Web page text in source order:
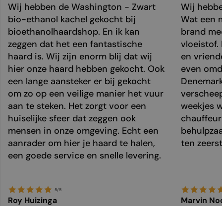
Wij hebben de Washington - Zwart
bio-ethanol kachel gekocht bij
bioethanolhaardshop. En ik kan
zeggen dat het een fantastische
haard is. Wij zijn enorm blij dat wij
hier onze haard hebben gekocht. Ook
een lange aansteker er bij gekocht
om zo op een veilige manier het vuur
aan te steken. Het zorgt voor een
huiselijke sfeer dat zeggen ook
mensen in onze omgeving. Echt een
aanrader om hier je haard te halen,
een goede service en snelle levering.
5/5
Roy Huizinga
Wij
Wat een
brand
vloeistof.
en
even
weekjes
ten
Marvin